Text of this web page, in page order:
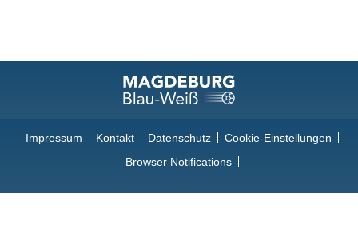
Impressum Kontakt Datenschutz
Cookie-Einstellungen
Browser Notifications